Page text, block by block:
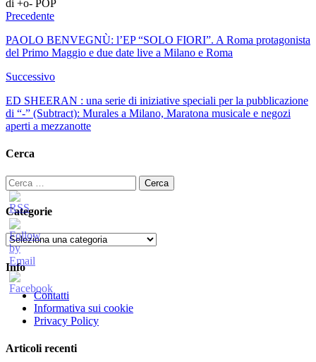
di +o- POP
Precedente
PAOLO BENVEGNÙ: l’EP “SOLO FIORI”. A Roma protagonista
del Primo Maggio e due date live a Milano e Roma
Successivo
ED SHEERAN : una serie di iniziative speciali per la pubblicazione
di “-” (Subtract): Murales a Milano, Maratona musicale e negozi
aperti a mezzanotte
Cerca
Ricerca
per:
Categorie
Categorie
Info
Contatti
Informativa sui cookie
Privacy Policy
Articoli recenti